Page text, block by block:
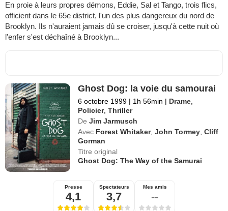
En proie à leurs propres démons, Eddie, Sal et Tango, trois flics,
officient dans le 65e district, l'un des plus dangereux du nord de
Brooklyn. Ils n'auraient jamais dû se croiser, jusqu'à cette nuit où
l'enfer s'est déchaîné à Brooklyn...
Ghost Dog: la voie du samourai
6 octobre 1999 | 1h 56min | Drame,
Policier,Thriller
De Jim Jarmusch
Avec Forest Whitaker,John Tormey,Cliff
Gorman
Titre original
Ghost Dog: The Way of the Samurai
Presse
4,1
Spectateurs
3,7
Mes amis
--